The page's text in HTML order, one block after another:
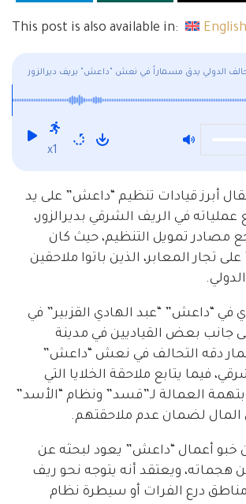
This post is also available in: English
الدولي يدق مسماراً في نعش "داعش" بريف ديرالزور
الشرقي وتدنٍ كبير في عمليات التنظيم
x1
أبرز قيادات تنظيم “داعش” على يد
عملياته في الريف الشرقي بديرالزور،
مصادر تمويل التنظيم، حيث كان
تجار المعابر، الذين باتوا ملاحقين
في “داعش” “عبد الهادي القزبير” في
جانب بعض القياديين في مدينة
دقه التحالف في نعش “داعش”
فيما يتابع ملاحقة الخلايا التي
العمالة لـ”قسد” ونظام “الأسد”
المال لضمان عدم ملاحقتهم.
خبو أعمال “داعش” يعود لبحثه عن
هجماته، ويعتقد أنه يتوجه نحو ريف
ومناطق درع الفرات أو سيطرة نظام